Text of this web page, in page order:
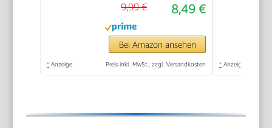
Professionelle
Fußpflege sicher &
schnell Zur
Hornhautentfernung
8,49 €
9,99 €
Bei Amazon ansehen
* Anzeige Preis inkl. MwSt., zzgl. Versandkosten * Anzeige